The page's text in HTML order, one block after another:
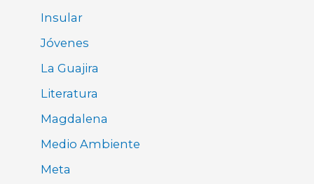
Insular
Jóvenes
La Guajira
Literatura
Magdalena
Medio Ambiente
Meta